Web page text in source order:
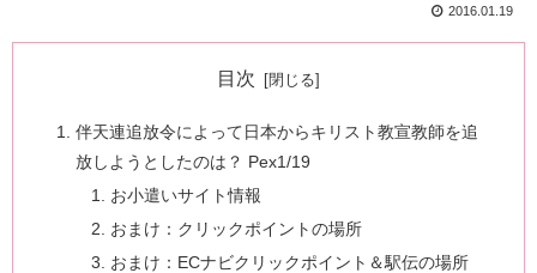
2016.01.19
目次
伴天連追放令によって日本からキリスト教宣教師を追
放しようとしたのは？ Pex1/19
お小遣いサイト情報
おまけ：クリックポイントの場所
おまけ：ECナビクリックポイント＆駅伝の場所